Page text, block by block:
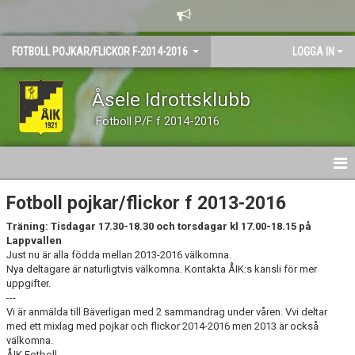
FOTBOLL POJKAR/FLICKOR F-2014-2016 LOGGA IN
Åsele Idrottsklubb
Fotboll P/F f 2014-2016
HEM
NYHETER
KALENDER
MATCHER
TRUPPEN
Fotboll pojkar/flickor f 2013-2016
Träning: Tisdagar 17.30-18.30 och torsdagar kl 17.00-18.15 på
Lappvallen
Just nu är alla födda mellan 2013-2016 välkomna.
Nya deltagare är naturligtvis välkomna. Kontakta ÅIK:s kansli för mer
uppgifter.
---
Vi är anmälda till Bäverligan med 2 sammandrag under våren. Vvi deltar
med ett mixlag med pojkar och flickor 2014-2016 men 2013 är också
välkomna.